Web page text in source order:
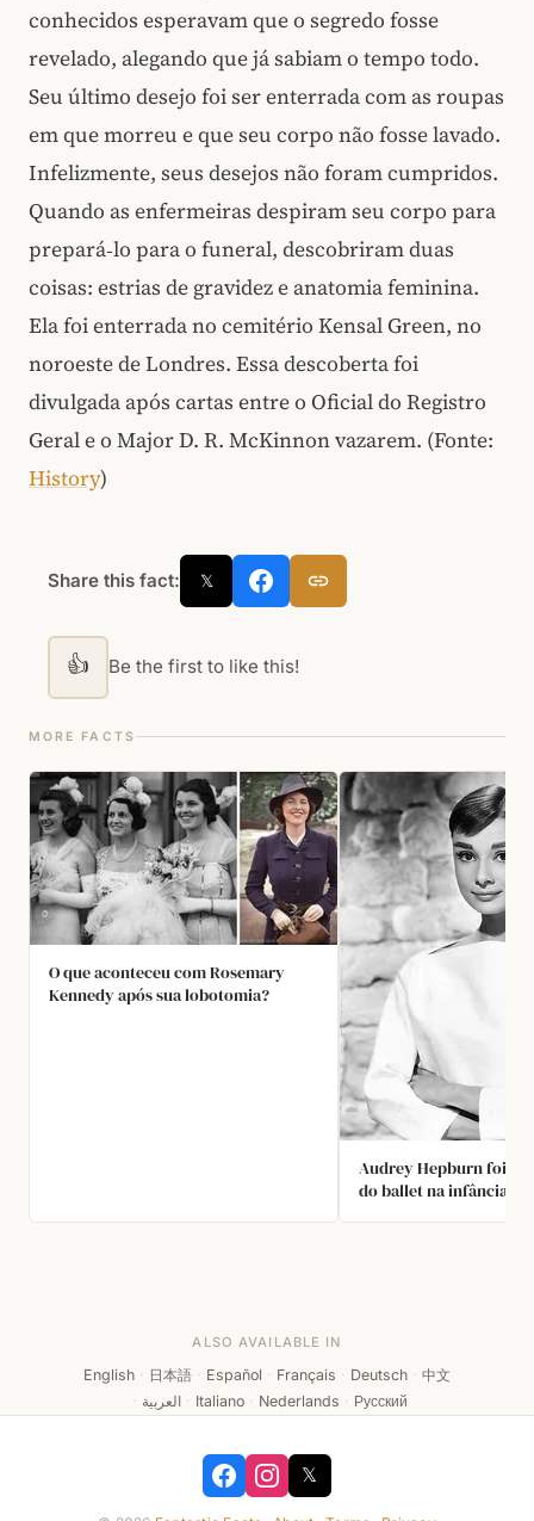
conhecidos esperavam que o segredo fosse
revelado, alegando que já sabiam o tempo todo.
Seu último desejo foi ser enterrada com as roupas
em que morreu e que seu corpo não fosse lavado.
Infelizmente, seus desejos não foram cumpridos.
Quando as enfermeiras despiram seu corpo para
prepará‑lo para o funeral, descobriram duas
coisas: estrias de gravidez e anatomia feminina.
Ela foi enterrada no cemitério Kensal Green, no
noroeste de Londres. Essa descoberta foi
divulgada após cartas entre o Oficial do Registro
Geral e o Major D. R. McKinnon vazarem. (Fonte:
History)
Share this fact: 𝕏
👍 Be the first to like this!
MORE FACTS
O que aconteceu com Rosemary
Kennedy após sua lobotomia?
Audrey Hepburn foi
do ballet na infância e,
viável como bailarina,
seguir para a atuação
ALSO AVAILABLE IN
English · 日本語 · Español · Français · Deutsch · 中文
· العربية · Italiano · Nederlands · Русский
𝕏